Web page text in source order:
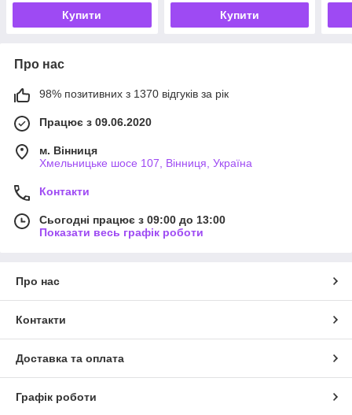
Купити Купити
Про нас
98% позитивних з 1370 відгуків за рік
Працює з 09.06.2020
м. Вінниця
Хмельницьке шосе 107, Вінниця, Україна
Контакти
Сьогодні працює з 09:00 до 13:00
Показати весь графік роботи
Про нас
Контакти
Доставка та оплата
Графік роботи